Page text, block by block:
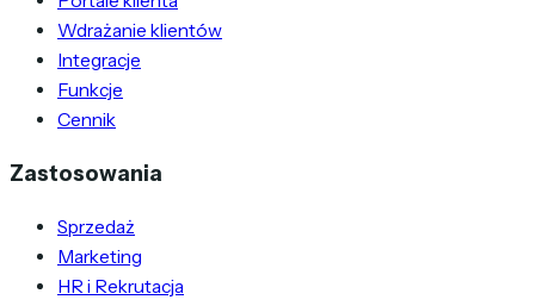
Wdrażanie klientów
Integracje
Funkcje
Cennik
Zastosowania
Sprzedaż
Marketing
HR i Rekrutacja